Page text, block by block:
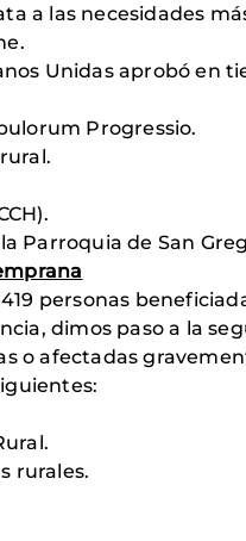
a las necesidades
Unidas aprobó en
Progressio.
Parroquia de San
personas
dimos paso a la
o afectadas
rurales.